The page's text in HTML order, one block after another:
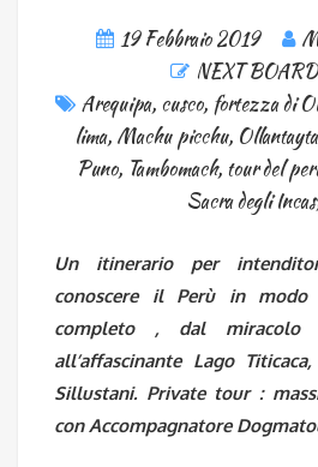
19 Febbraio 2019
NEXT
Arequipa, cusco, fortezza di
lima, Machu picchu,
Puno, Tambomach, tour del
Sacra degli Incas
Un itinerario per
conoscere il Perù in modo
completo , dal miracolo
all’affascinante Lago
Sillustani. Private tour :
con Accompagnatore